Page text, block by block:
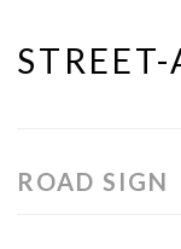
Skip
ROAD SIGN